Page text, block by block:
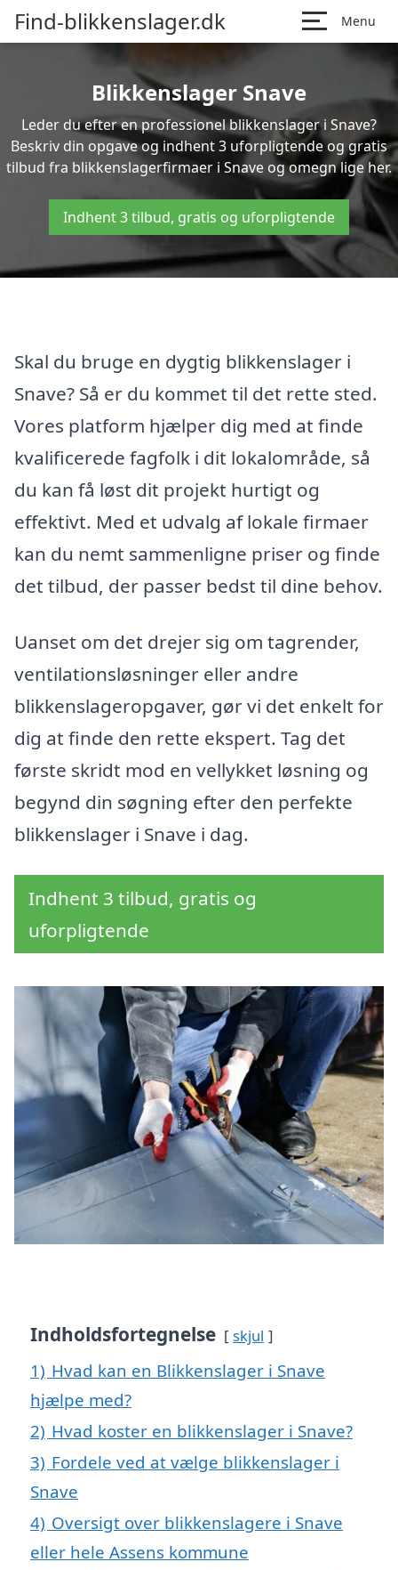
Find-blikkenslager.dk Menu
Blikkenslager Snave
Leder du efter en professionel blikkenslager i Snave?
Beskriv din opgave og indhent 3 uforpligtende og gratis
tilbud fra blikkenslagerfirmaer i Snave og omegn lige her.
Indhent 3 tilbud, gratis og uforpligtende
Skal du bruge en dygtig blikkenslager i
Snave? Så er du kommet til det rette sted.
Vores platform hjælper dig med at finde
kvalificerede fagfolk i dit lokalområde, så
du kan få løst dit projekt hurtigt og
effektivt. Med et udvalg af lokale firmaer
kan du nemt sammenligne priser og finde
det tilbud, der passer bedst til dine behov.
Uanset om det drejer sig om tagrender,
ventilationsløsninger eller andre
blikkenslageropgaver, gør vi det enkelt for
dig at finde den rette ekspert. Tag det
første skridt mod en vellykket løsning og
begynd din søgning efter den perfekte
blikkenslager i Snave i dag.
Indhent 3 tilbud, gratis og
uforpligtende
Indholdsfortegnelse skjul
1) Hvad kan en Blikkenslager i Snave
hjælpe med?
2) Hvad koster en blikkenslager i Snave?
3) Fordele ved at vælge blikkenslager i
Snave
4) Oversigt over blikkenslagere i Snave
eller hele Assens kommune